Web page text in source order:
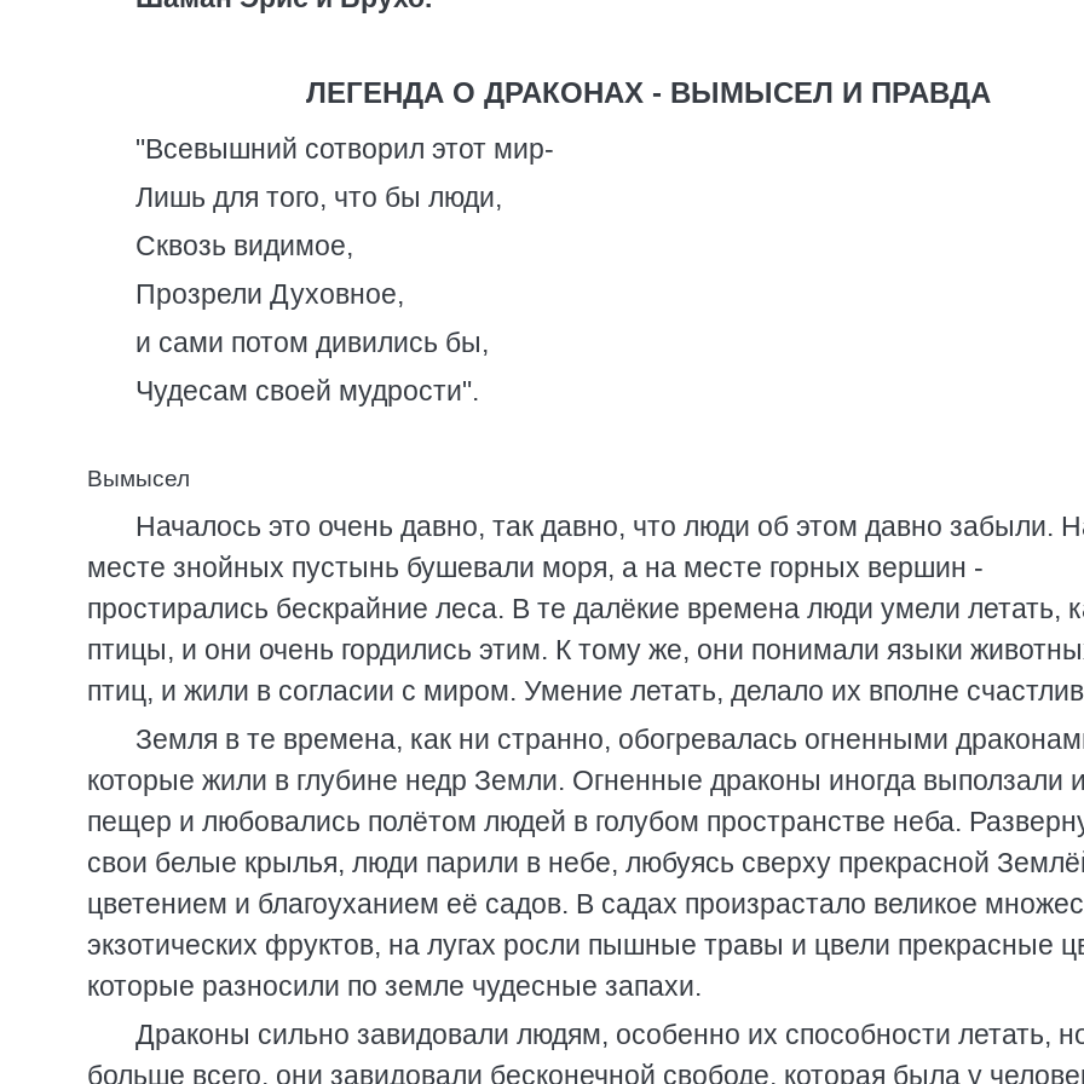
ЛЕГЕНДА О ДРАКОНАХ - ВЫМЫСЕЛ И ПРАВДА
"Всевышний сотворил этот мир-
Лишь для того, что бы люди,
Сквозь видимое,
Прозрели Духовное,
и сами потом дивились бы,
Чудесам своей мудрости".
Вымысел
Началось это очень давно, так давно, что люди об этом давно забыли.
месте знойных пустынь бушевали моря, а на месте горных вершин -
простирались бескрайние леса. В те далёкие времена люди умели летать,
птицы, и они очень гордились этим. К тому же, они понимали языки
птиц, и жили в согласии с миром. Умение летать, делало их вполне
Земля в те времена, как ни странно, обогревалась огненными
которые жили в глубине недр Земли. Огненные драконы иногда выползали
пещер и любовались полётом людей в голубом пространстве неба.
свои белые крылья, люди парили в небе, любуясь сверху прекрасной
цветением и благоуханием её садов. В садах произрастало великое
экзотических фруктов, на лугах росли пышные травы и цвели прекрасные
которые разносили по земле чудесные запахи.
Драконы сильно завидовали людям, особенно их способности летать,
больше всего, они завидовали бесконечной свободе, которая была у